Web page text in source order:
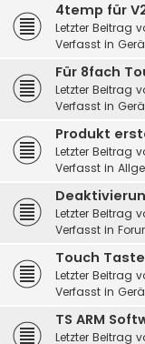
4temp für
Letzter Beitrag
Verfasst in
Für 8fach
Letzter Beitrag
Verfasst in
Produkt
Letzter Beitrag
Verfasst in
Letzter Beitrag
Verfasst in
Touch
Letzter Beitrag
Verfasst in
TS ARM
Letzter Beitrag